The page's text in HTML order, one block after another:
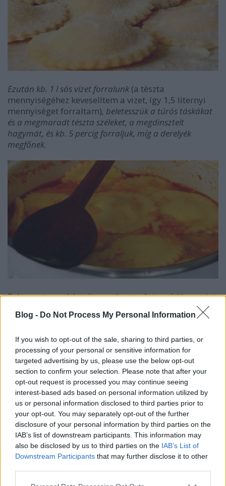
Blog - Do Not Process My Personal Information
If you wish to opt-out of the sale, sharing to third parties, or
processing of your personal or sensitive information for
targeted advertising by us, please use the below opt-out
section to confirm your selection. Please note that after your
opt-out request is processed you may continue seeing
interest-based ads based on personal information utilized by
us or personal information disclosed to third parties prior to
your opt-out. You may separately opt-out of the further
disclosure of your personal information by third parties on the
IAB’s list of downstream participants. This information may
also be disclosed by us to third parties on the IAB’s List of
Downstream Participants that may further disclose it to other
Please note that this website/app uses one or more Google
Ezután kb. 1 l sós vizet forralunk (a tészta
mennyiségéhez keveselltem a vizet, így 1,5 liternyi
mennyiséget forraltam), beletesszük a túrós táskákat
és a megmaradt tészta széleket, a megdinsztelt
hagymát, és kb. 5 percig forraljuk, míg a derelyék
megfőnek.
Folyamatosan kóstoltam a levet, sóztam ízlés szerint
A levest még
tejfölözzük, nem baj, ha egy-egy táskából a töltelék egy
szerint végeztem: 3 evőkanál tejfölt habverő
segítségével simára kevertem, egy kevés forró lével
eldolgoztam és azonnal a levesbe öntöttem, jól
elkevertem.